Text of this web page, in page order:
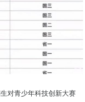
对青少年科技创新大赛